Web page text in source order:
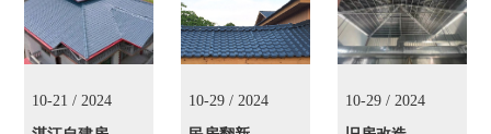
10-21 / 2024 10-29 / 2024 10-29 / 2024